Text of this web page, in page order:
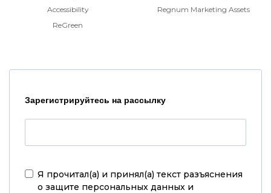
Accessibility
ReGreen
Regnum Marketing Assets
Зарегистрируйтесь на рассылку
Я прочитал(а) и принял(а) текст разъяснения
о защите персональных данных и